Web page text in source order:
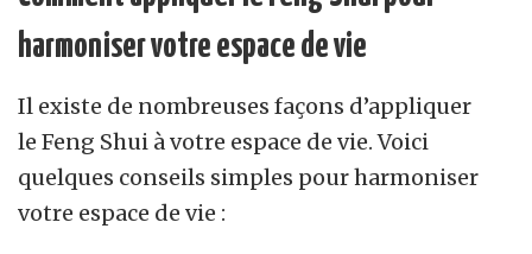
harmoniser votre espace de vie
Il existe de nombreuses façons d’appliquer
le Feng Shui à votre espace de vie. Voici
quelques conseils simples pour harmoniser
votre espace de vie :